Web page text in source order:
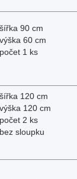
šířka 90 cm
výška 60 cm
počet 1 ks
šířka 120 cm
výška 120 cm
počet 2 ks
bez sloupku